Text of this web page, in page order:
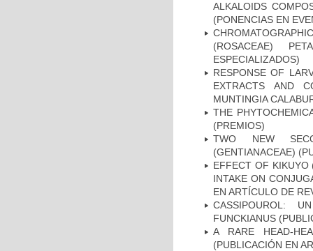
ALKALOIDS
(PONENCIAS EN
(ROSACEAE)
ESPECIALIZADOS)
RESPONSE OF
EXTRACTS AND
MUNTINGIA
THE
(PREMIOS)
TWO NEW
(GENTIANACEAE)
EFFECT OF KIKUYO
INTAKE ON
EN ARTÍCULO DE
CASSIPOUROL:
FUNCKIANUS
A RARE HEAD-
(PUBLICACIÓN EN